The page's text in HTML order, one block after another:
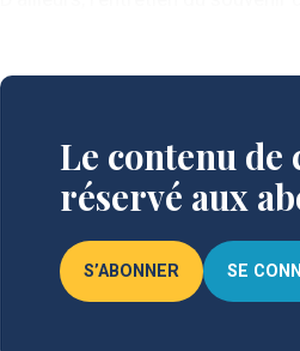
Le contenu de
réservé aux
S’ABONNER SE